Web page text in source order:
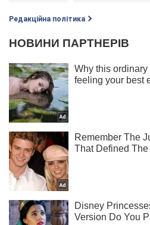
Редакційна політика